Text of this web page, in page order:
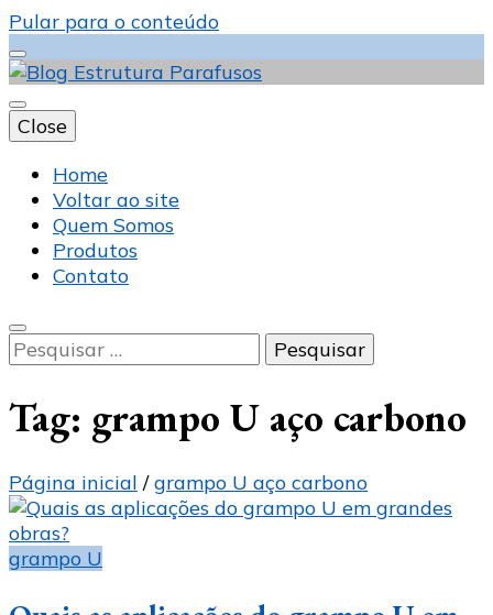
Pular para o conteúdo
Blog Estrutura
Parafusos
Close
Home
Voltar ao site
Quem Somos
Produtos
Contato
Pesquisar
por:
Tag: grampo U aço carbono
Página inicial / grampo U aço carbono
grampo U